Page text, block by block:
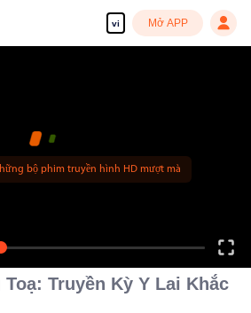
vi Mở APP
bộ phim truyền hình HD mượt mà
Truyền Kỳ Y Lai Khắc